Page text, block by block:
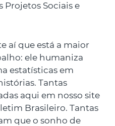
Projetos Sociais e
aí que está a maior
ele humaniza
estatísticas em
Tantas
aqui em nosso site
Brasileiro. Tantas
que o sonho de